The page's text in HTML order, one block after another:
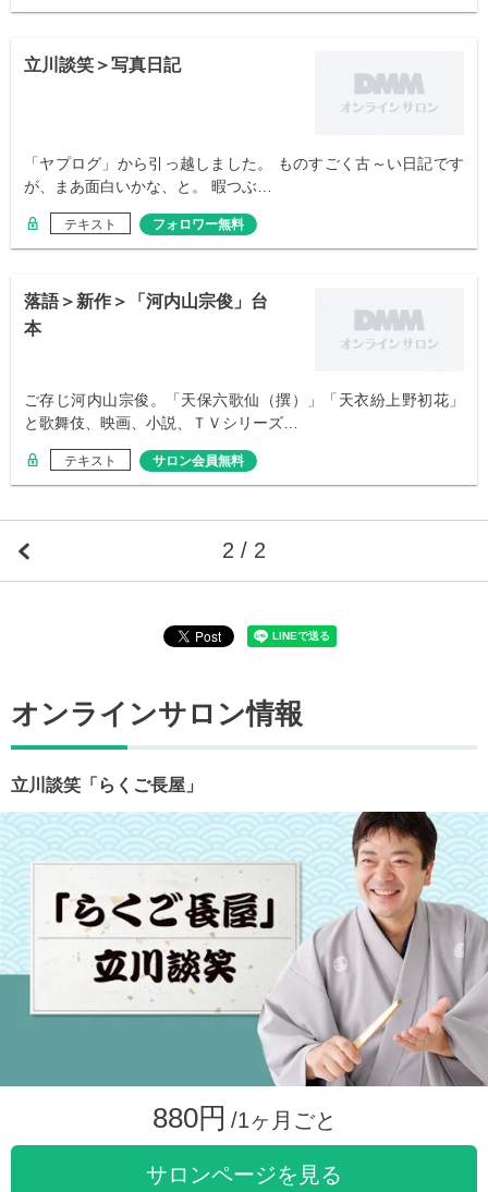
立川談笑＞写真日記
「ヤプログ」から引っ越しました。 ものすごく古～い日記です
が、まあ面白いかな、と。 暇つぶ…
テキスト フォロワー無料
落語＞新作＞「河内山宗俊」台
本
ご存じ河内山宗俊。「天保六歌仙（撰）」「天衣紛上野初花」
と歌舞伎、映画、小説、ＴＶシリーズ…
テキスト サロン会員無料
2 / 2
オンラインサロン情報
立川談笑「らくご長屋」
880円 /1ヶ月ごと
サロンページを見る